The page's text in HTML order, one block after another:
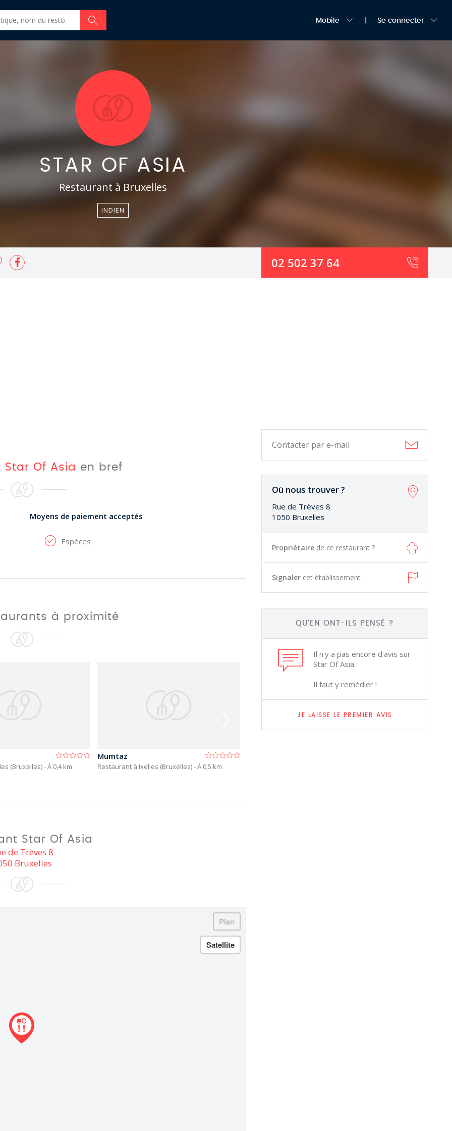
Mobile Se connecter
STAR OF ASIA
Restaurant à Bruxelles
INDIEN
02 502 37 64
Contacter par e-mail
Où nous trouver ?
Rue de Trèves 8
1050 Bruxelles
Propriétaire de ce restaurant ?
Signaler cet établissement
QU'EN ONT-ILS PENSÉ ?
Il n'y a pas encore d'avis sur
Star Of Asia.
Il faut y remédier !
JE LAISSE LE PREMIER AVIS
Star Of Asia en bref
Moyens de paiement acceptés
Espèces
à proximité
(Bruxelles)- À 0,4 km
Mumtaz
Restaurant à Ixelles (Bruxelles)- À 0,5 km
Star Of Asia
de Trèves 8
Bruxelles